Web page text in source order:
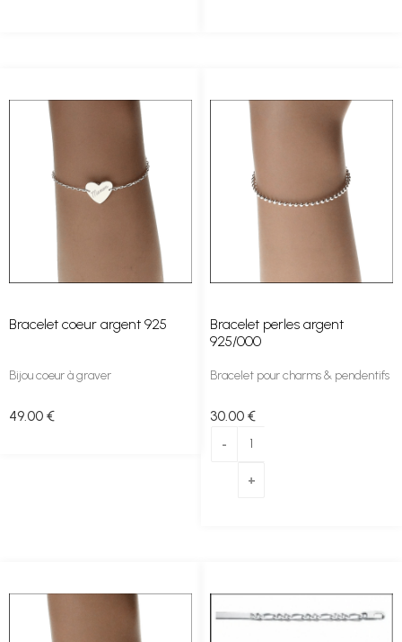
Bracelet coeur argent 925
Bijou coeur à graver
49.00 €
Bracelet perles argent
925/000
Bracelet pour charms & pendentifs
30.00 €